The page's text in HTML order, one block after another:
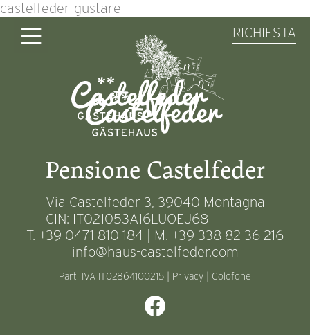
RICHIESTA
castelfeder-gustare
Pensione Castelfeder
Via Castelfeder 3, 39040 Montagna
CIN: IT021053A16LUOEJ68
T. +39 0471 810 184 | M. +39 338 82 36 216
info@haus-castelfeder.com
Part. IVA IT02864100215 | Privacy Colofone